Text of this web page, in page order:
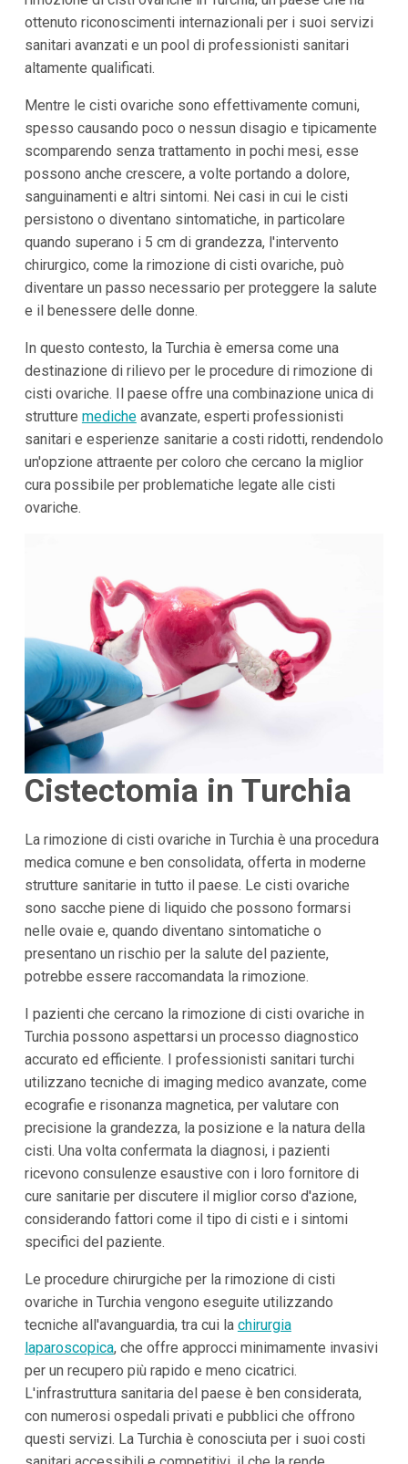
ottenuto riconoscimenti internazionali per i suoi servizi
sanitari avanzati e un pool di professionisti sanitari
altamente qualificati.
Mentre le cisti ovariche sono effettivamente comuni,
spesso causando poco o nessun disagio e tipicamente
scomparendo senza trattamento in pochi mesi, esse
possono anche crescere, a volte portando a dolore,
sanguinamenti e altri sintomi. Nei casi in cui le cisti
persistono o diventano sintomatiche, in particolare
quando superano i 5 cm di grandezza, l'intervento
chirurgico, come la rimozione di cisti ovariche, può
diventare un passo necessario per proteggere la salute
e il benessere delle donne.
In questo contesto, la Turchia è emersa come una
destinazione di rilievo per le procedure di rimozione di
cisti ovariche. Il paese offre una combinazione unica di
strutture medicheavanzate, esperti professionisti
sanitari e esperienze sanitarie a costi ridotti, rendendolo
un'opzione attraente per coloro che cercano la miglior
cura possibile per problematiche legate alle cisti
ovariche.
Cistectomia in Turchia
La rimozione di cisti ovariche in Turchia è una procedura
medica comune e ben consolidata, offerta in moderne
strutture sanitarie in tutto il paese. Le cisti ovariche
sono sacche piene di liquido che possono formarsi
nelle ovaie e, quando diventano sintomatiche o
presentano un rischio per la salute del paziente,
potrebbe essere raccomandata la rimozione.
I pazienti che cercano la rimozione di cisti ovariche in
Turchia possono aspettarsi un processo diagnostico
accurato ed efficiente. I professionisti sanitari turchi
utilizzano tecniche di imaging medico avanzate, come
ecografie e risonanza magnetica, per valutare con
precisione la grandezza, la posizione e la natura della
cisti. Una volta confermata la diagnosi, i pazienti
ricevono consulenze esaustive con i loro fornitore di
cure sanitarie per discutere il miglior corso d'azione,
considerando fattori come il tipo di cisti e i sintomi
specifici del paziente.
Le procedure chirurgiche per la rimozione di cisti
ovariche in Turchia vengono eseguite utilizzando
tecniche all'avanguardia, tra cui la chirurgia
laparoscopica, che offre approcci minimamente invasivi
per un recupero più rapido e meno cicatrici.
L'infrastruttura sanitaria del paese è ben considerata,
con numerosi ospedali privati e pubblici che offrono
questi servizi. La Turchia è conosciuta per i suoi costi